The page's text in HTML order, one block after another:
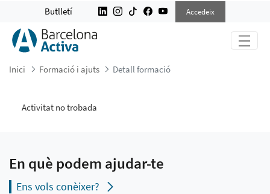
DETALL FORMACIÓ
Butlletí Accedeix
Inici Formació i ajuts Detall formació
Activitat no trobada
En què podem ajudar-te
Ens vols conèixer?